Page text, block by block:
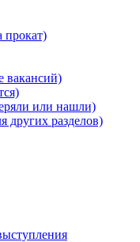
прокат)
вакансий)
или нашли)
других разделов)